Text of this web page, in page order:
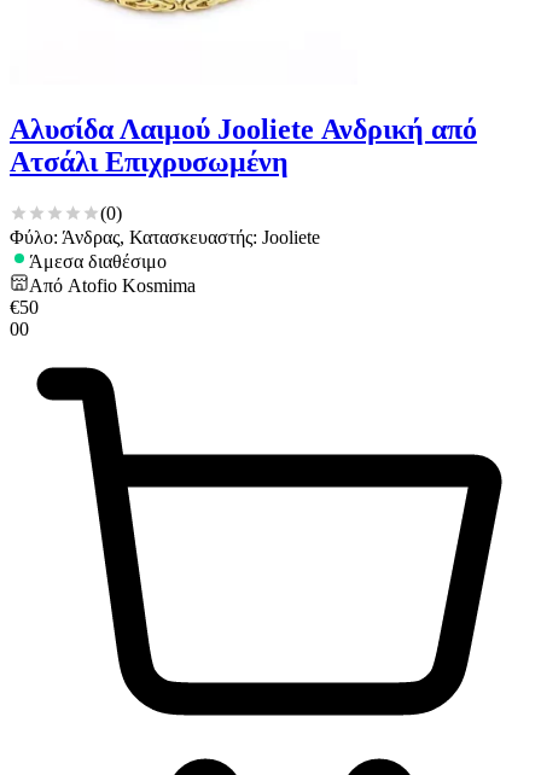
Αλυσίδα Λαιμού Jooliete Ανδρική από
Ατσάλι Επιχρυσωμένη
(0)
Φύλο: Άνδρας, Κατασκευαστής: Jooliete
Άμεσα διαθέσιμο
Από Atofio Kosmima
€50
00